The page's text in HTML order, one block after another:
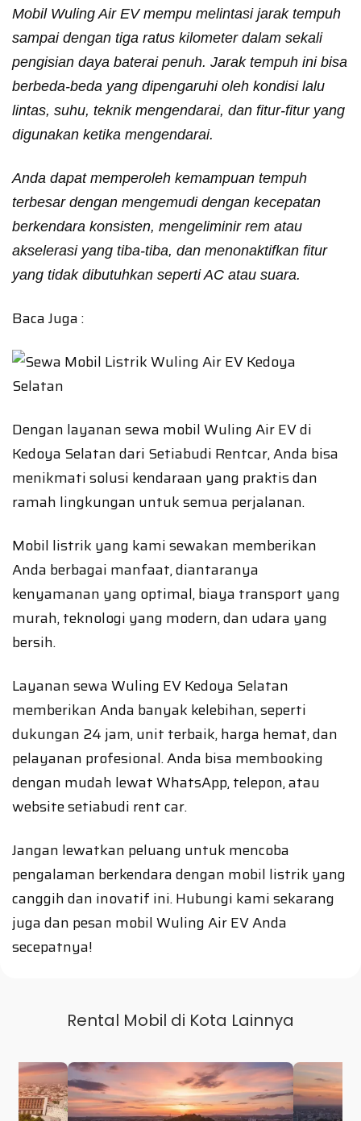
Mobil Wuling Air EV mempu melintasi jarak tempuh
sampai dengan tiga ratus kilometer dalam sekali
pengisian daya baterai penuh. Jarak tempuh ini bisa
berbeda-beda yang dipengaruhi oleh kondisi lalu
lintas, suhu, teknik mengendarai, dan fitur-fitur yang
digunakan ketika mengendarai.
Anda dapat memperoleh kemampuan tempuh
terbesar dengan mengemudi dengan kecepatan
berkendara konsisten, mengeliminir rem atau
akselerasi yang tiba-tiba, dan menonaktifkan fitur
yang tidak dibutuhkan seperti AC atau suara.
Baca Juga :
Dengan layanan sewa mobil Wuling Air EV di
Kedoya Selatan dari Setiabudi Rentcar, Anda bisa
menikmati solusi kendaraan yang praktis dan
ramah lingkungan untuk semua perjalanan.
Mobil listrik yang kami sewakan memberikan
Anda berbagai manfaat, diantaranya
kenyamanan yang optimal, biaya transport yang
murah, teknologi yang modern, dan udara yang
bersih.
Layanan sewa Wuling EV Kedoya Selatan
memberikan Anda banyak kelebihan, seperti
dukungan 24 jam, unit terbaik, harga hemat, dan
pelayanan profesional. Anda bisa membooking
dengan mudah lewat WhatsApp, telepon, atau
website setiabudi rent car.
Jangan lewatkan peluang untuk mencoba
pengalaman berkendara dengan mobil listrik yang
canggih dan inovatif ini. Hubungi kami sekarang
juga dan pesan mobil Wuling Air EV Anda
secepatnya!
Rental Mobil di Kota Lainnya